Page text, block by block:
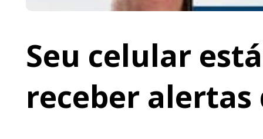
Seu celular
receber alertas